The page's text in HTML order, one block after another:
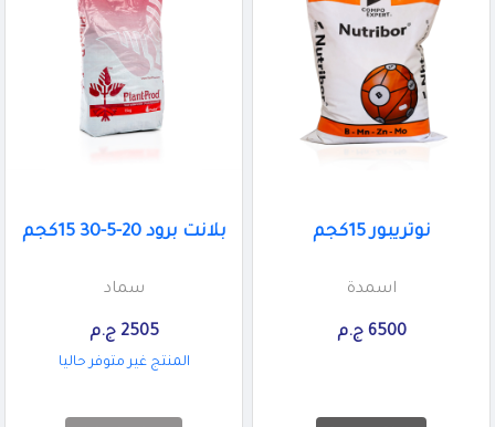
نوتريبور 15كجم
اسمدة
6500 ج.م
بلانت برود 20-5-30 15كجم
سماد
2505 ج.م
المنتج غير متوفر حاليا